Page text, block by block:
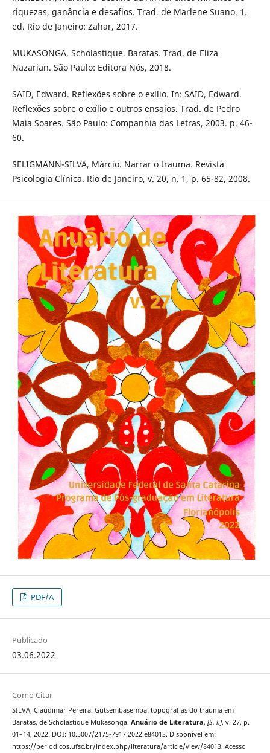
riquezas, ganância e desafios. Trad. de Marlene Suano. 1.
ed. Rio de Janeiro: Zahar, 2017.
MUKASONGA, Scholastique. Baratas. Trad. de Eliza
Nazarian. São Paulo: Editora Nós, 2018.
SAID, Edward. Reflexões sobre o exílio. In: SAID, Edward.
Reflexões sobre o exílio e outros ensaios. Trad. de Pedro
Maia Soares. São Paulo: Companhia das Letras, 2003. p. 46-
60.
SELIGMANN-SILVA, Márcio. Narrar o trauma. Revista
Psicologia Clínica. Rio de Janeiro, v. 20, n. 1, p. 65-82, 2008.
PDF/A
Publicado
03.06.2022
Como Citar
SILVA, Claudimar Pereira. Gutsembasemba: topografias do trauma em
Baratas, de Scholastique Mukasonga. Anuário de Literatura, [S. l.], v. 27, p.
01–14, 2022. DOI: 10.5007/2175-7917.2022.e84013. Disponível em:
https://periodicos.ufsc.br/index.php/literatura/article/view/84013. Acesso